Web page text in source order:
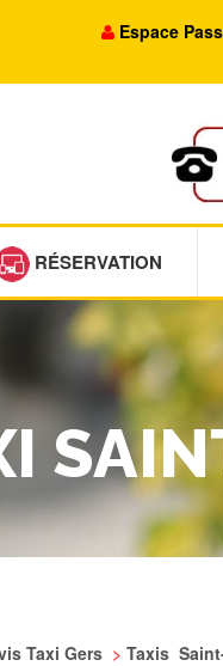
Espace
RÉSERVATION
Taxi Gers > Taxis